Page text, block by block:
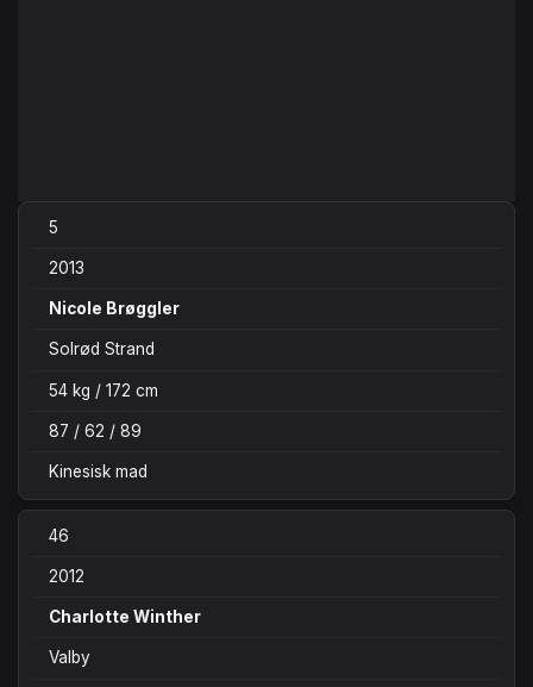
5
2013
Nicole Brøggler
Solrød Strand
54 kg / 172 cm
87 / 62 / 89
Kinesisk mad
46
2012
Charlotte Winther
Valby